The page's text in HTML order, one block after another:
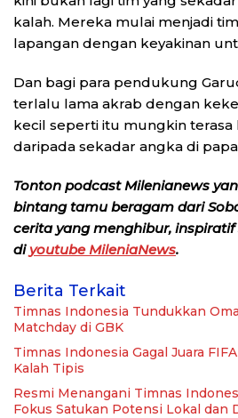
kalah. Mereka mulai menjadi
lapangan dengan keyakinan
Dan bagi para pendukung
terlalu lama akrab dengan
kecil seperti itu mungkin
daripada sekadar angka di
Tonton podcast Milenianews
bintang tamu beragam dari
cerita yang menghibur,
diyoutube MileniaNews.
Berita Terkait
Timnas Indonesia Tundukkan
Matchday di GBK
Timnas Indonesia Gagal Juara
Kalah Tipis
Resmi Menangani Timnas
Fokus Satukan Potensi Lokal dan